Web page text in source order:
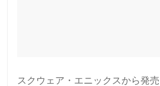
スクウェア・エニックスから発